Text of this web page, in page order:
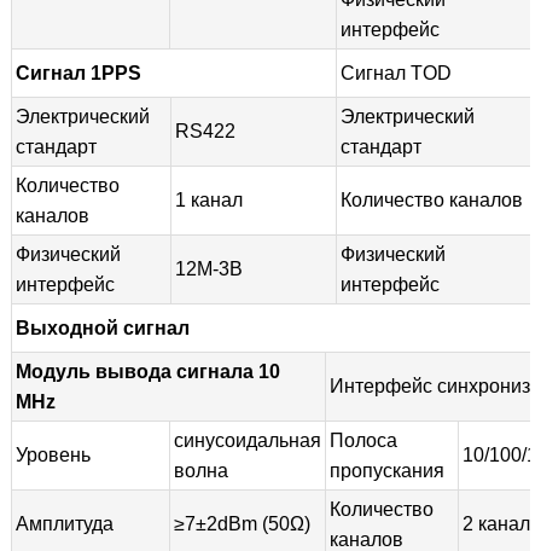
интерфейс
Сигнал 1PPS Сигнал TOD
Электрический
стандарт
RS422
Электрический
стандарт
Количество
каналов
1 канал Количество каналов
Физический
интерфейс
12M-3B
Физический
интерфейс
Выходной сигнал
Модуль вывода сигнала 10
MHz
Интерфейс
Уровень
синусоидальная
волна
Полоса
пропускания
10/100/
Амплитуда ≥7±2dBm (50Ω)
Количество
каналов
2 канала